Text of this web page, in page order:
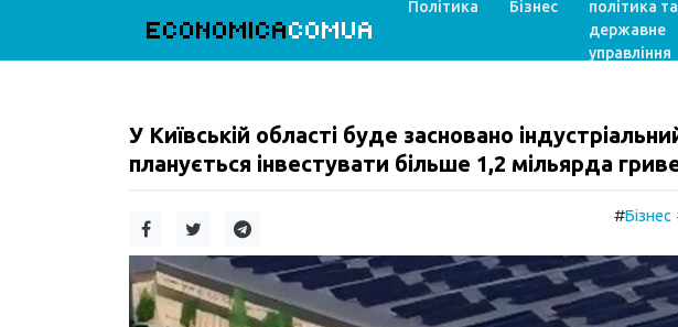
ECONOMICACOMUA
Політика Бізнес
політика та
державне
управління
У Київській області буде засновано
планується інвестувати більше 1,2 мільярда
#Бізнес